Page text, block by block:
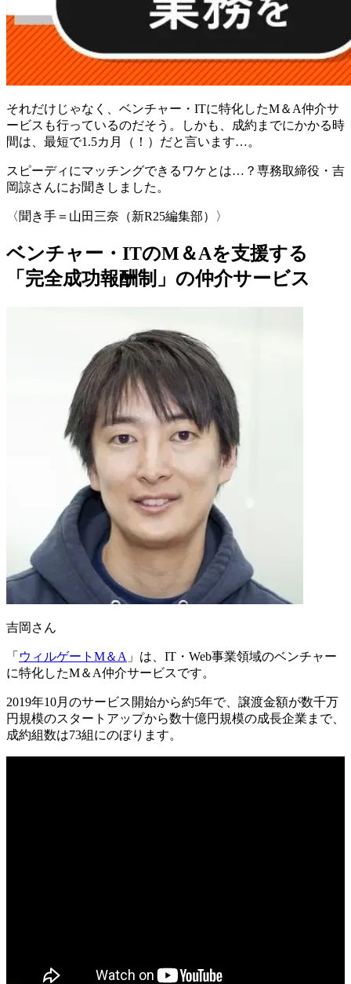
それだけじゃなく、 ベンチャー・ITに特化したM＆A仲介サ
ービス も行っているのだそう。しかも、成約までにかかる時
間は、 最短で1.5カ月（！） だと言います…。
スピーディにマッチングできるワケとは…？ 専務取締役・吉
岡諒さんにお聞きしました。
〈聞き手＝山田三奈（新R25編集部）〉
ベンチャー・ITのM＆Aを支援する
「完全成功報酬制」の仲介サービス
吉岡さん
「 ウィルゲートM＆A 」は、 IT・Web事業領域のベンチャー
に特化したM＆A仲介サービスです。
2019年10月のサービス開始から約5年で、譲渡金額が数千万
円規模のスタートアップから数十億円規模の成長企業まで、
成約組数は73組にのぼります。